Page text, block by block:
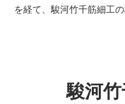
を経て、駿河竹千筋細工の
駿河